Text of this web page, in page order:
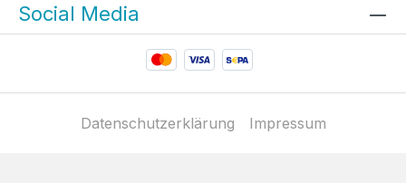
Social Media
Datenschutzerklärung Impressum